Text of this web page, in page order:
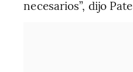
necesarios”, dijo